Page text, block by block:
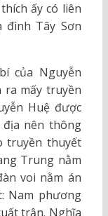
ấy có liên
đình Tây Sơn
của Nguyễn
ra mấy truyền
Huệ được
địa nên thông
truyền thuyết
Trung nằm
voi nằm án
Nam phương
trận. Nghĩa